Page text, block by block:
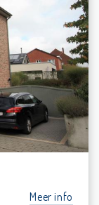
Meer info